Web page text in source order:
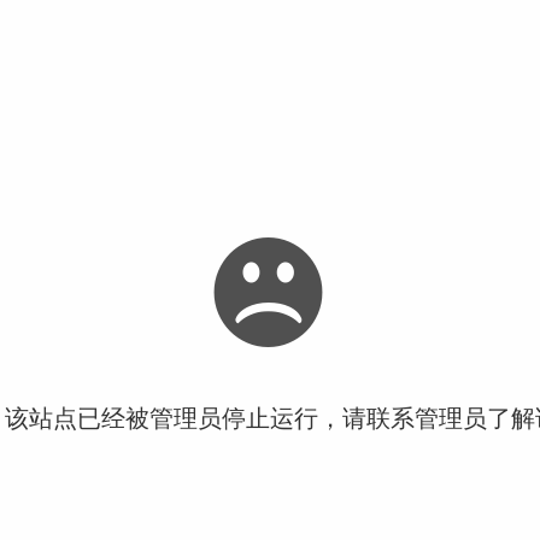
站点已经被管理员停止运行，请联系管理员了